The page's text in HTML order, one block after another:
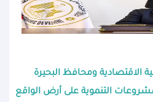
الاقتصادية ومحافظ البحيرة
التنموية على أرض الواقع